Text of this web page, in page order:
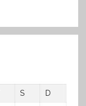
S
D